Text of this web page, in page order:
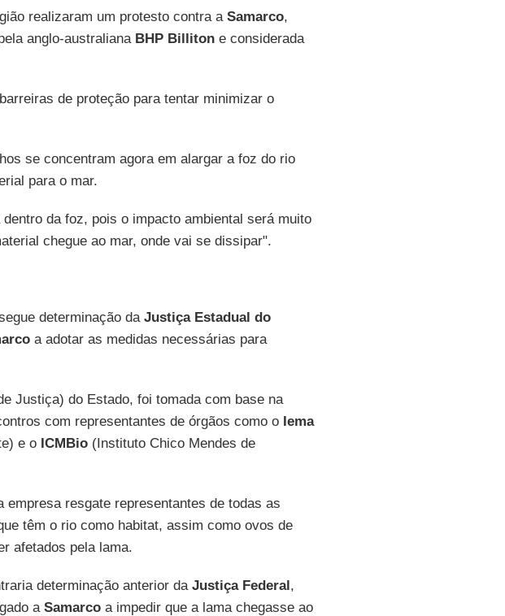
realizaram um protesto contra a Samarco,
anglo-australiana BHP Billitone considerada
de proteção para tentar minimizar o
se concentram agora em alargar a foz do rio
para o mar.
da foz, pois o impacto ambiental será muito
chegue ao mar, onde vai se dissipar".
determinação da Justiça Estadual do
a adotar as medidas necessárias para
Justiça) do Estado, foi tomada com base na
com representantes de órgãos como o Iema
e o ICMBio(Instituto Chico Mendes de
empresa resgate representantes de todas as
têm o rio como habitat, assim como ovos de
afetados pela lama.
determinação anterior da Justiça Federal,
a Samarcoa impedir que a lama chegasse ao